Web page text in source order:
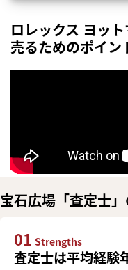
ロレックス ヨッ
売るためのポイン
宝石広場「査定士
01 Strengths
査定士は平均経験